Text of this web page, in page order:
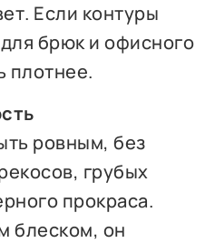
Если контуры
брюк и офисного
плотнее.
ровным, без
грубых
прокраса.
блеском, он